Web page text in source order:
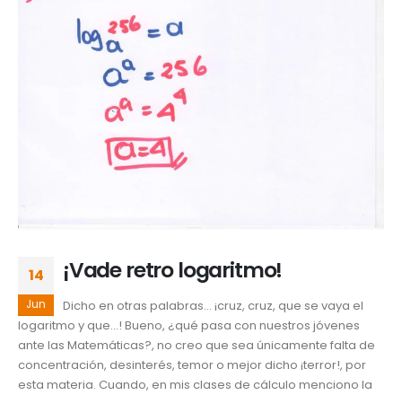
14
Jun
¡Vade retro logaritmo!
Dicho en otras palabras… ¡cruz, cruz, que se vaya el
logaritmo y que…! Bueno, ¿qué pasa con nuestros jóvenes
ante las Matemáticas?, no creo que sea únicamente falta de
concentración, desinterés, temor o mejor dicho ¡terror!, por
esta materia. Cuando, en mis clases de cálculo menciono la